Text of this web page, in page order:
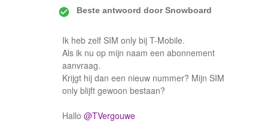
Beste antwoord doorSnowboard
Ik heb zelf SIM only bij T-Mobile.
Als ik nu op mijn naam een abonnement
aanvraag.
Krijgt hij dan een nieuw nummer? Mijn SIM
only blijft gewoon bestaan?
Hallo @TVergouwe